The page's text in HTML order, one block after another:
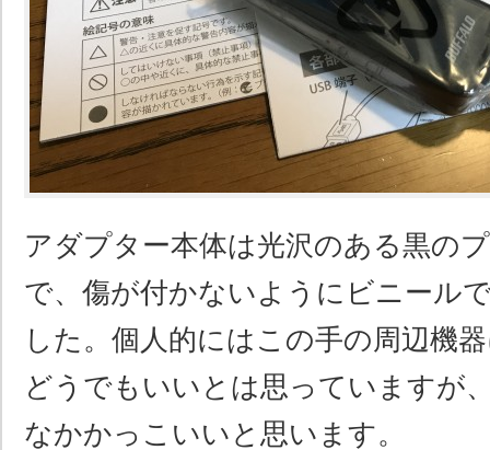
アダプター本体は光沢のある黒の
で、傷が付かないようにビニール
した。個人的にはこの手の周辺機
どうでもいいとは思っていますが
なかかっこいいと思います。